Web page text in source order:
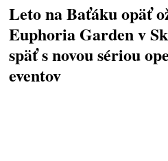
Leto na Baťáku opäť
Euphoria Garden v
späť s novou sériou
eventov